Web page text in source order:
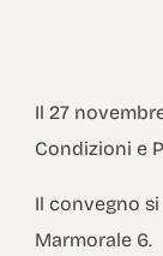
Il 27
Condizioni e
Il convegno
Marmorale 6.